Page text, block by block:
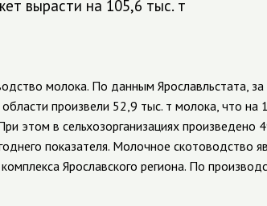
вырасти на 105,6 тыс. т
молока. По данным Ярославльстата, за
произвели 52,9 тыс. т молока, что на
этом в сельхозорганизациях произведено
показателя. Молочное скотоводство
Ярославского региона. По